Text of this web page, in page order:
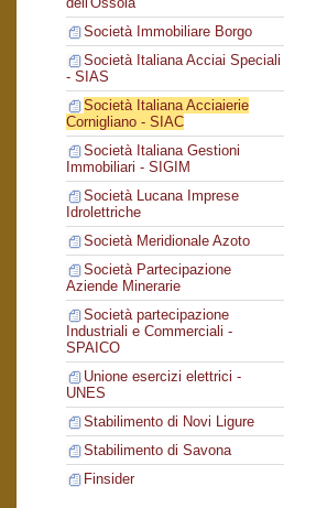
Società Immobiliare Borgo
Società Italiana Acciai Speciali
- SIAS
Società Italiana Acciaierie
Cornigliano - SIAC
Società Italiana Gestioni
Immobiliari - SIGIM
Società Lucana Imprese
Idrolettriche
Società Meridionale Azoto
Società Partecipazione
Aziende Minerarie
Società partecipazione
Industriali e Commerciali -
SPAICO
Unione esercizi elettrici -
UNES
Stabilimento di Novi Ligure
Stabilimento di Savona
Finsider